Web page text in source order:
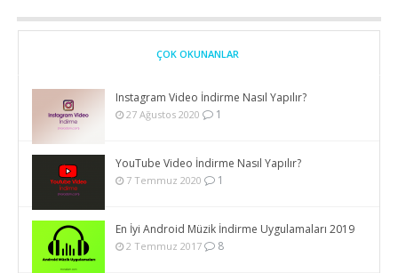
ÇOK OKUNANLAR
Instagram Video İndirme Nasıl Yapılır?
27 Ağustos 2020 1
YouTube Video İndirme Nasıl Yapılır?
7 Temmuz 2020 1
En İyi Android Müzik İndirme Uygulamaları 2019
2 Temmuz 2017 8